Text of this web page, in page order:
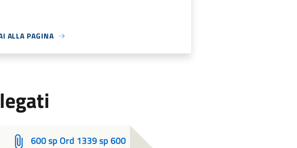
ALLA PAGINA
600 sp Ord 1339 sp 600